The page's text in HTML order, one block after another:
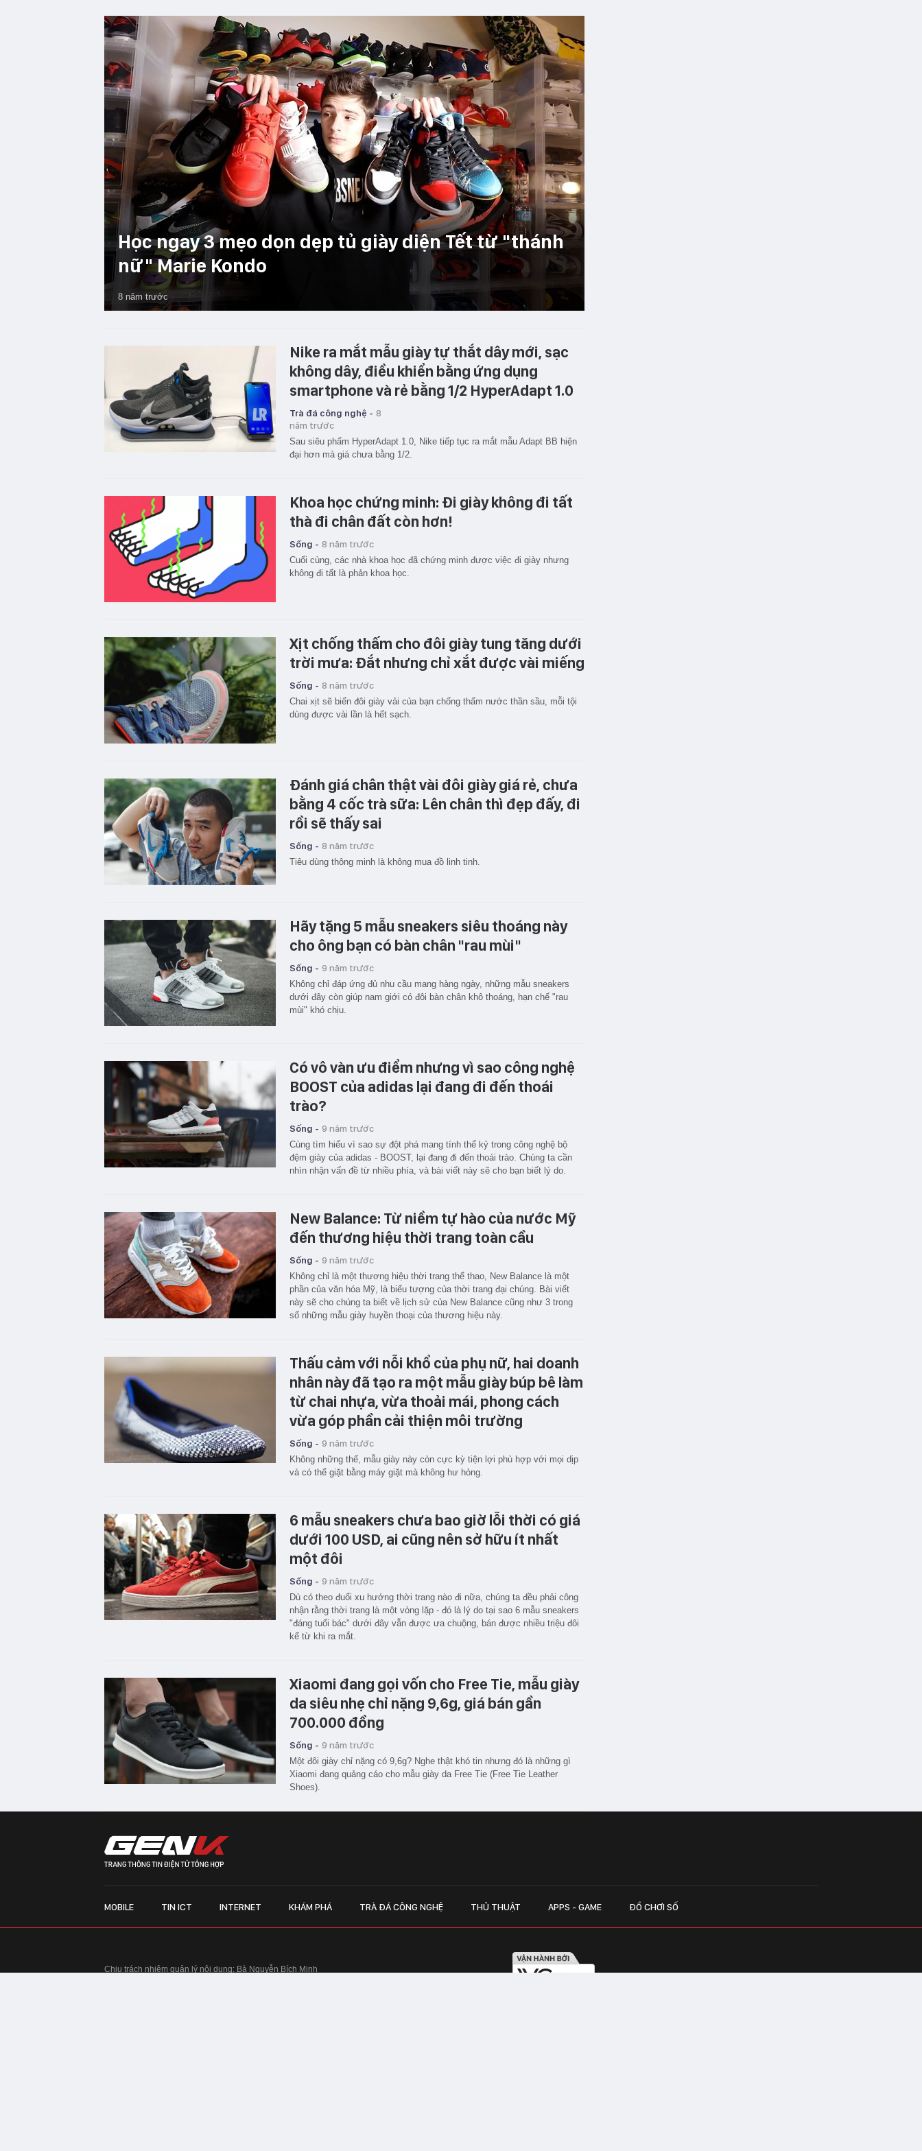
Học ngay 3 mẹo dọn dẹp tủ giày diện Tết từ "thánh
nữ" Marie Kondo
8 năm trước
Nike ra mắt mẫu giày tự thắt dây mới, sạc
không dây, điều khiển bằng ứng dụng
smartphone và rẻ bằng 1/2 HyperAdapt 1.0
Trà đá công nghệ - 8
năm trước
Sau siêu phẩm HyperAdapt 1.0, Nike tiếp tục ra mắt mẫu Adapt BB hiện
đại hơn mà giá chưa bằng 1/2.
Khoa học chứng minh: Đi giày không đi tất
thà đi chân đất còn hơn!
Sống - 8 năm trước
Cuối cùng, các nhà khoa học đã chứng minh được việc đi giày nhưng
không đi tất là phản khoa học.
Xịt chống thấm cho đôi giày tung tăng dưới
trời mưa: Đắt nhưng chỉ xắt được vài miếng
Sống - 8 năm trước
Chai xịt sẽ biến đôi giày vải của bạn chống thấm nước thần sầu, mỗi tội
dùng được vài lần là hết sạch.
Đánh giá chân thật vài đôi giày giá rẻ, chưa
bằng 4 cốc trà sữa: Lên chân thì đẹp đấy, đi
rồi sẽ thấy sai
Sống - 8 năm trước
Tiêu dùng thông minh là không mua đồ linh tinh.
Hãy tặng 5 mẫu sneakers siêu thoáng này
cho ông bạn có bàn chân "rau mùi"
Sống - 9 năm trước
Không chỉ đáp ứng đủ nhu cầu mang hàng ngày, những mẫu sneakers
dưới đây còn giúp nam giới có đôi bàn chân khô thoáng, hạn chế "rau
mùi" khó chịu.
Có vô vàn ưu điểm nhưng vì sao công nghệ
BOOST của adidas lại đang đi đến thoái
trào?
Sống - 9 năm trước
Cùng tìm hiểu vì sao sự đột phá mang tính thể kỷ trong công nghệ bộ
đệm giày của adidas - BOOST, lại đang đi đến thoái trào. Chúng ta cần
nhìn nhận vấn đề từ nhiều phía, và bài viết này sẽ cho bạn biết lý do.
New Balance: Từ niềm tự hào của nước Mỹ
đến thương hiệu thời trang toàn cầu
Sống - 9 năm trước
Không chỉ là một thương hiệu thời trang thể thao, New Balance là một
phần của văn hóa Mỹ, là biểu tượng của thời trang đại chúng. Bài viết
này sẽ cho chúng ta biết về lịch sử của New Balance cũng như 3 trong
số những mẫu giày huyền thoại của thương hiệu này.
Thấu cảm với nỗi khổ của phụ nữ, hai doanh
nhân này đã tạo ra một mẫu giày búp bê làm
từ chai nhựa, vừa thoải mái, phong cách
vừa góp phần cải thiện môi trường
Sống - 9 năm trước
Không những thế, mẫu giày này còn cực kỳ tiện lợi phù hợp với mọi dịp
và có thể giặt bằng máy giặt mà không hư hỏng.
6 mẫu sneakers chưa bao giờ lỗi thời có giá
dưới 100 USD, ai cũng nên sở hữu ít nhất
một đôi
Sống - 9 năm trước
Dù có theo đuổi xu hướng thời trang nào đi nữa, chúng ta đều phải công
nhận rằng thời trang là một vòng lặp - đó là lý do tại sao 6 mẫu sneakers
"đáng tuổi bác" dưới đây vẫn được ưa chuộng, bán được nhiều triệu đôi
kể từ khi ra mắt.
Xiaomi đang gọi vốn cho Free Tie, mẫu giày
da siêu nhẹ chỉ nặng 9,6g, giá bán gần
700.000 đồng
Sống - 9 năm trước
Một đôi giày chỉ nặng có 9,6g? Nghe thật khó tin nhưng đó là những gì
Xiaomi đang quảng cáo cho mẫu giày da Free Tie (Free Tie Leather
Shoes).
MOBILE TIN ICT INTERNET KHÁM PHÁ TRÀ ĐÁ CÔNG NGHỆ THỦ THUẬT APPS - GAME ĐỒ CHƠI SỐ
Chịu trách nhiệm quản lý nội dung: Bà Nguyễn Bích Minh